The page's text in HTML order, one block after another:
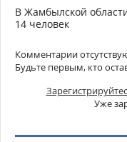
В Жамбылской
14 человек
Комментарии
Будьте первым, кто
Уже